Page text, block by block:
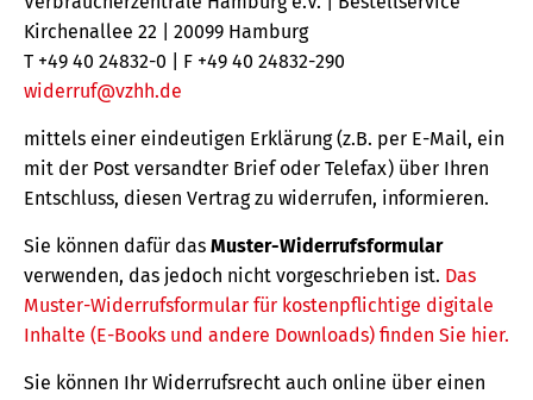
Kirchenallee 22 | 20099 Hamburg
T +49 40 24832-0 | F +49 40 24832-290
widerruf@vzhh.de
mittels einer eindeutigen Erklärung (z.B. per E-Mail, ein
mit der Post versandter Brief oder Telefax) über Ihren
Entschluss, diesen Vertrag zu widerrufen, informieren.
Sie können dafür das Muster-Widerrufsformular
verwenden, das jedoch nicht vorgeschrieben ist. Das
Muster-Widerrufsformular für kostenpflichtige digitale
Inhalte (E-Books und andere Downloads) finden Sie hier.
Sie können Ihr Widerrufsrecht auch online über einen